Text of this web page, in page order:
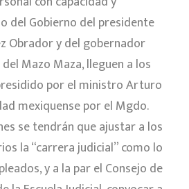
del Gobierno del presidente
Obrador y del gobernador
Mazo Maza, lleguen a los
por el ministro Arturo
mexiquense por el Mgdo.
se tendrán que ajustar a los
la “carrera judicial” como lo
y a la par el Consejo de